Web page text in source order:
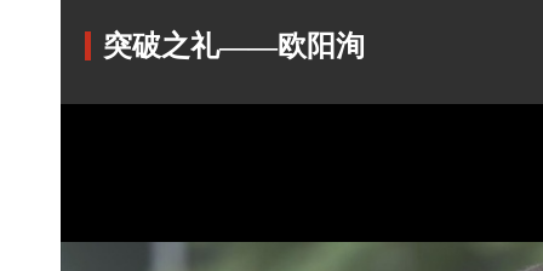
突破之礼——欧阳洵